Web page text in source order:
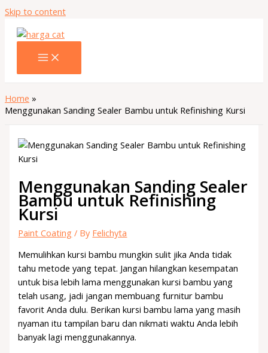
Skip to content
Home
Menggunakan Sanding Sealer Bambu untuk Refinishing Kursi
Menggunakan Sanding Sealer
Bambu untuk Refinishing
Kursi
Paint Coating / By Felichyta
Memulihkan kursi bambu mungkin sulit jika Anda tidak
tahu metode yang tepat. Jangan hilangkan kesempatan
untuk bisa lebih lama menggunakan kursi bambu yang
telah usang, jadi jangan membuang furnitur bambu
favorit Anda dulu. Berikan kursi bambu lama yang masih
nyaman itu tampilan baru dan nikmati waktu Anda lebih
banyak lagi menggunakannya.